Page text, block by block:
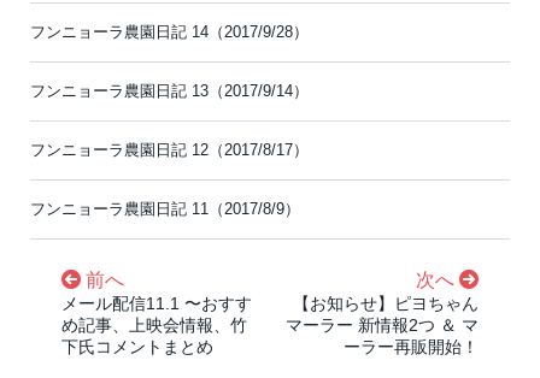
フンニョーラ農園日記 14（2017/9/28）
フンニョーラ農園日記 13（2017/9/14）
フンニョーラ農園日記 12（2017/8/17）
フンニョーラ農園日記 11（2017/8/9）
前へ
メール配信11.1 〜おすす
め記事、上映会情報、竹
下氏コメントまとめ
次へ
【お知らせ】ピヨちゃん
マーラー 新情報2つ ＆ マ
ーラー再販開始！